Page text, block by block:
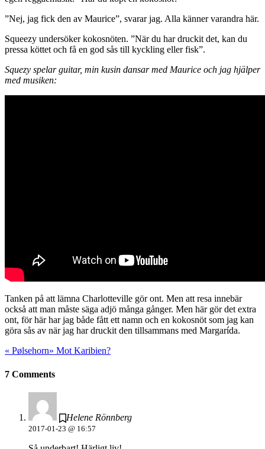
”Nej, jag fick den av Maurice”, svarar jag. Alla känner varandra här.
Squeezy undersöker kokosnöten. ”När du har druckit det, kan du
pressa köttet och få en god sås till kyckling eller fisk”.
Squezy spelar guitar, min kusin dansar med Maurice och jag hjälper
med musiken:
Tanken på att lämna Charlotteville gör ont. Men att resa innebär
också att man måste säga adjö många gånger. Men här gör det extra
ont, för här har jag både fått ett namn och en kokosnöt som jag kan
göra sås av när jag har druckit den tillsammans med Margarída.
« Pølsehorn» Mot Karibien?
7 Comments
Helene Rönnberg
2017-01-23 @ 16:57